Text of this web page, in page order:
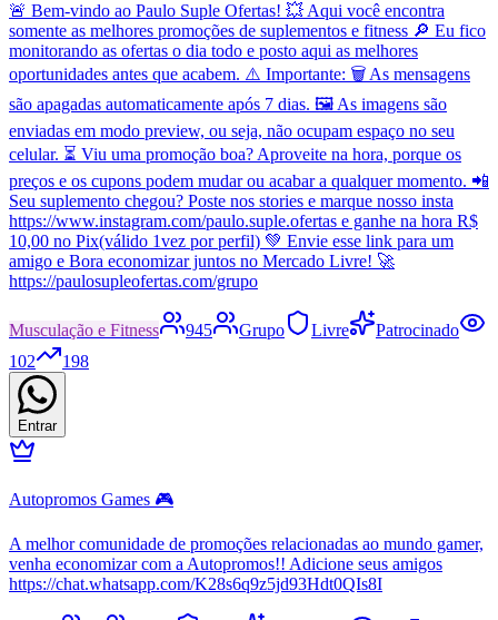
🚨 Bem-vindo ao Paulo Suple Ofertas! 💥 Aqui você encontra
somente as melhores promoções de suplementos e fitness 🔎 Eu fico
monitorando as ofertas o dia todo e posto aqui as melhores
oportunidades antes que acabem. ⚠️ Importante: 🗑️ As mensagens
são apagadas automaticamente após 7 dias. 🖼️ As imagens são
enviadas em modo preview, ou seja, não ocupam espaço no seu
celular. ⏳ Viu uma promoção boa? Aproveite na hora, porque os
preços e os cupons podem mudar ou acabar a qualquer momento. 📲
Seu suplemento chegou? Poste nos stories e marque nosso insta
https://www.instagram.com/paulo.suple.ofertas e ganhe na hora R$
10,00 no Pix(válido 1vez por perfil) 💚 Envie esse link para um
amigo e Bora economizar juntos no Mercado Livre! 🚀
https://paulosupleofertas.com/grupo
Musculação e Fitness 945 Grupo Livre
Patrocinado
102
198
Entrar
Autopromos Games 🎮
A melhor comunidade de promoções relacionadas ao mundo gamer,
venha economizar com a Autopromos!! Adicione seus amigos
https://chat.whatsapp.com/K28s6q9z5jd93Hdt0QIs8I